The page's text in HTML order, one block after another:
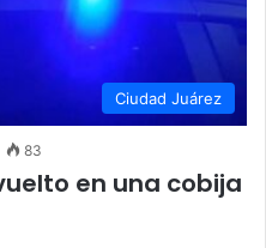
Ciudad Juárez
83
en una cobija